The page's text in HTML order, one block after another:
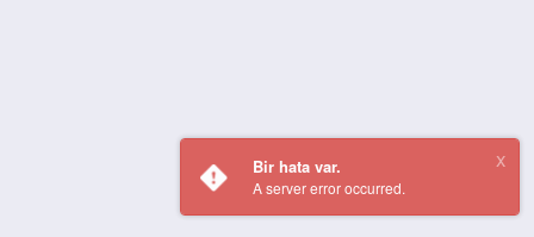
Bir hata var.
A server error occurred.